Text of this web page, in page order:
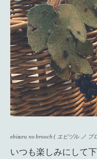
ebizuru no brooch ( エビヅル ノ ブ
いつも楽しみにして